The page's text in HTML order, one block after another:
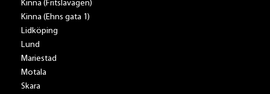
Kinna (Fritslavägen)
Kinna (Ehns gata 1)
Lidköping
Lund
Mariestad
Motala
Skara